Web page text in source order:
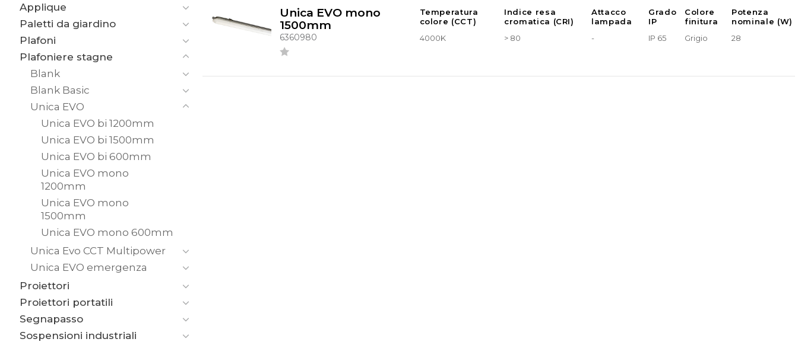
Applique
Paletti da giardino
Plafoni
Plafoniere stagne
Blank
Blank Basic
Unica EVO
Unica EVO bi 1200mm
Unica EVO bi 1500mm
Unica EVO bi 600mm
Unica EVO mono
1200mm
Unica EVO mono
1500mm
Unica EVO mono 600mm
Unica Evo CCT Multipower
Unica EVO emergenza
Proiettori
Proiettori portatili
Segnapasso
Sospensioni industriali
Unica EVO mono
1500mm
6360980
Temperatura
colore (CCT)
Indice resa
cromatica (CRI)
Attacco
lampada
Grado
IP
Colore
finitura
Potenza
nominale (W)
4000K
> 80 - IP 65 Grigio 28